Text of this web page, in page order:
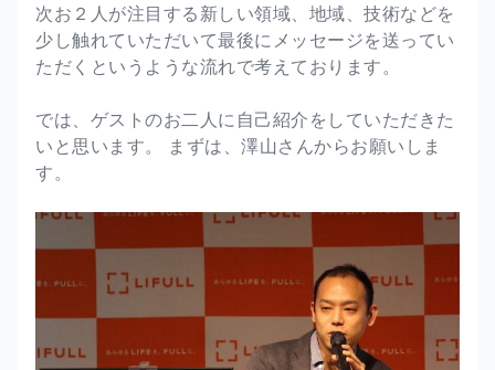
次お２人が注目する新しい領域、地域、技術などを
少し触れていただいて最後にメッセージを送ってい
ただくというような流れで考えております。
では、ゲストのお二人に自己紹介をしていただきた
いと思います。 まずは、澤山さんからお願いしま
す。